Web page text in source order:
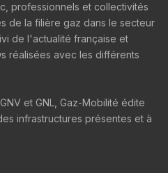
professionnels et collectivités
de la filière gaz dans le secteur
de l'actualité française et
réalisées avec les différents
et GNL, Gaz-Mobilité édite
infrastructures présentes et à